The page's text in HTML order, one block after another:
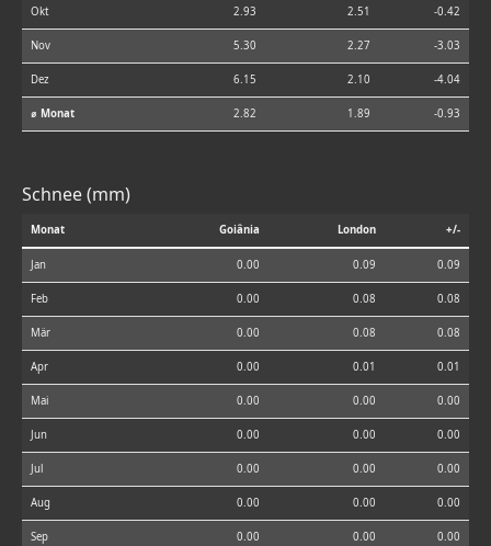
Okt 2.93 2.51 -0.42
Nov 5.30 2.27 -3.03
Dez 6.15 2.10 -4.04
⌀ Monat 2.82 1.89 -0.93
Schnee (mm)
Monat Goiânia London +/-
Jan 0.00 0.09 0.09
Feb 0.00 0.08 0.08
Mär 0.00 0.08 0.08
Apr 0.00 0.01 0.01
Mai 0.00 0.00 0.00
Jun 0.00 0.00 0.00
Jul 0.00 0.00 0.00
Aug 0.00 0.00 0.00
Sep 0.00 0.00 0.00